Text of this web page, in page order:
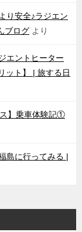
り安全♪ラジエン
ブログ より
エントヒーター
ット】 | 旅する日
】乗車体験記①
島に行ってみる |